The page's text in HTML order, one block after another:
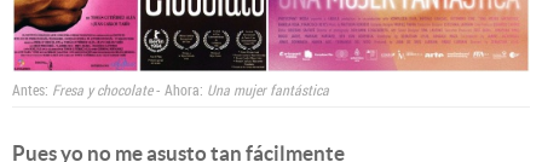
Antes: Fresa y chocolate- Ahora: Una mujer fantástica
Pues yo no me asusto tan fácilmente